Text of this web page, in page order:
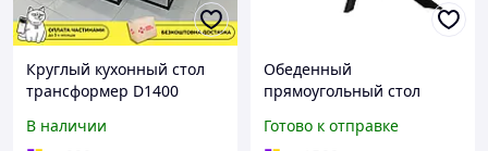
Круглый кухонный стол
трансформер D1400
обеденный стол в стиле
В наличии
Обеденный
прямоугольный стол
модерн с керамической
Готово к отправке